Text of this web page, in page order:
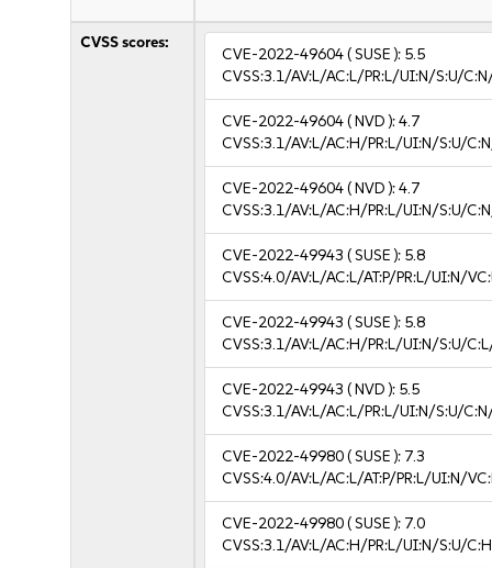
CVSS scores:
CVE-2022-49604( SUSE ): 5.5
CVSS:3.1/AV:L/AC:L/PR:L/UI:N/S:U/
CVE-2022-49604( NVD ):4.7
CVSS:3.1/AV:L/AC:H/PR:L/UI:N/S:U/
CVE-2022-49604( NVD ):4.7
CVSS:3.1/AV:L/AC:H/PR:L/UI:N/S:U/
CVE-2022-49943 ( SUSE ): 5.8
CVSS:4.0/AV:L/AC:L/AT:P/PR:L/UI:N/
CVE-2022-49943 ( SUSE ): 5.8
CVSS:3.1/AV:L/AC:H/PR:L/UI:N/S:U/
CVE-2022-49943 ( NVD ): 5.5
CVSS:3.1/AV:L/AC:L/PR:L/UI:N/S:U/
CVE-2022-49980( SUSE ): 7.3
CVSS:4.0/AV:L/AC:L/AT:P/PR:L/UI:N/
CVE-2022-49980( SUSE ): 7.0
CVSS:3.1/AV:L/AC:H/PR:L/UI:N/S:U/